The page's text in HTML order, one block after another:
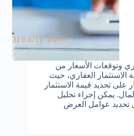
وتوقعات الأسعار من
الاستثمار العقاري، حيث
على تحديد قيمة الاستثمار
يمكن إجراء تحليل
تحديد عوامل العرض